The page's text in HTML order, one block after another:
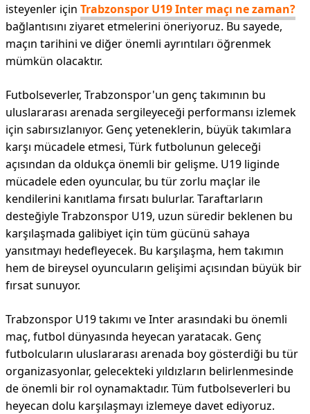
isteyenler için Trabzonspor U19 Inter maçı ne zaman?
bağlantısını ziyaret etmelerini öneriyoruz. Bu sayede,
maçın tarihini ve diğer önemli ayrıntıları öğrenmek
mümkün olacaktır.
Futbolseverler, Trabzonspor'un genç takımının bu
uluslararası arenada sergileyeceği performansı izlemek
için sabırsızlanıyor. Genç yeteneklerin, büyük takımlara
karşı mücadele etmesi, Türk futbolunun geleceği
açısından da oldukça önemli bir gelişme. U19 liginde
mücadele eden oyuncular, bu tür zorlu maçlar ile
kendilerini kanıtlama fırsatı bulurlar. Taraftarların
desteğiyle Trabzonspor U19, uzun süredir beklenen bu
karşılaşmada galibiyet için tüm gücünü sahaya
yansıtmayı hedefleyecek. Bu karşılaşma, hem takımın
hem de bireysel oyuncuların gelişimi açısından büyük bir
fırsat sunuyor.
Trabzonspor U19 takımı ve Inter arasındaki bu önemli
maç, futbol dünyasında heyecan yaratacak. Genç
futbolcuların uluslararası arenada boy gösterdiği bu tür
organizasyonlar, gelecekteki yıldızların belirlenmesinde
de önemli bir rol oynamaktadır. Tüm futbolseverleri bu
heyecan dolu karşılaşmayı izlemeye davet ediyoruz.